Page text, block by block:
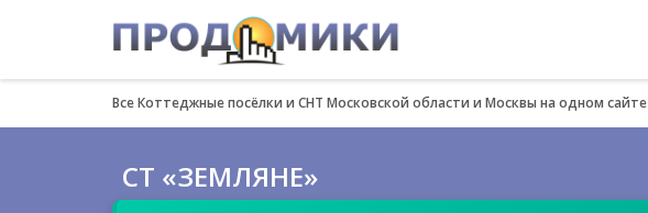
Все Коттеджные посёлки и СНТ Московской области и Москвы на одном сайте
СТ «ЗЕМЛЯНЕ»